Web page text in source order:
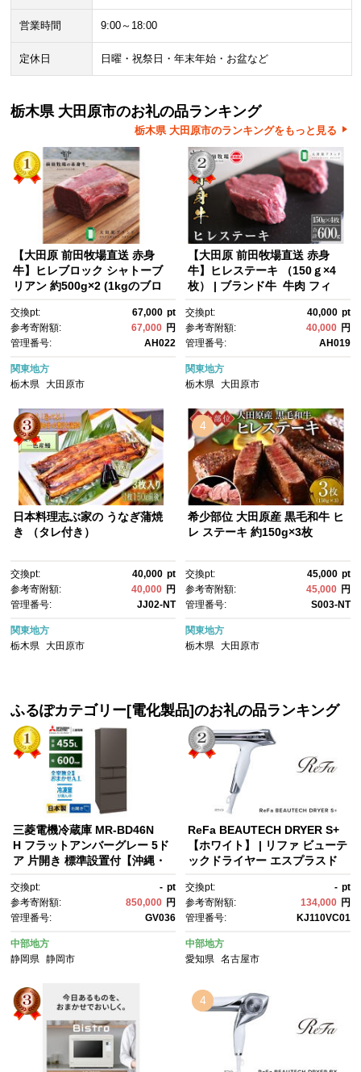
営業時間 9:00～18:00
定休日 日曜・祝祭日・年末年始・お盆など
栃木県 大田原市のお礼の品ランキング
栃木県 大田原市のランキングをもっと見る
【大田原 前田牧場直送 赤身
牛】ヒレブロック シャトーブ
リアン 約500g×2 (1kgのブロ
定 ブランド牛 牛肉 フィレ ステ
ーキ ヒレ 産地直送 産直
交換pt: 67,000 pt
参考寄附額:
67,000 円
管理番号:
AH022
関東地方
栃木県
大田原市
【大田原 前田牧場直送 赤身
牛】ヒレステーキ （150ｇ×4
枚） | ブランド牛 牛肉 フィ
交換pt: 40,000 pt
参考寄附額:
40,000 円
管理番号:
AH019
関東地方
栃木県 大田原市
日本料理志ぶ家の うなぎ蒲焼
き （タレ付き）
交換pt: 40,000 pt
参考寄附額:
40,000 円
管理番号:
JJ02-NT
関東地方
栃木県
大田原市
4
希少部位 大田原産 黒毛和牛 ヒ
レ ステーキ 約150g×3枚
交換pt: 45,000 pt
参考寄附額:
45,000 円
管理番号:
S003-NT
関東地方
栃木県 大田原市
ふるぽカテゴリー[電化製品]のお礼の品ランキング
三菱電機冷蔵庫 MR-BD46N
H フラットアンバーグレー 5ド
ア 片開き 標準設置付【沖縄・
可】冷凍庫 冷蔵 冷凍 家電 家電
製品 電化製品 キッチン家電 家
庭用
交換pt: - pt
参考寄附額:
850,000 円
管理番号:
GV036
中部地方
静岡県
静岡市
ReFa BEAUTECH DRYER S+
【ホワイト】 | リファ ビューテ
ックドライヤー エスプラスド
しゃれ 人気 日用品 美容家電 美
容師 人気 おすすめ ギフト 軽
量 コンパクト 痛まない 折り畳
み 大風量 愛知県 名古屋市
交換pt: - pt
参考寄附額:
134,000 円
管理番号:
KJ110VC01
中部地方
愛知県 名古屋市
4